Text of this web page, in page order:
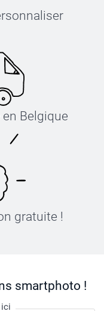
Belgique
gratuite !
smartphoto !
ici